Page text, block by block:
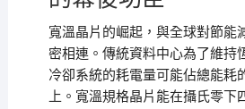
寬溫晶片的崛起，與全球對節能
密相連。傳統資料中心為了維持
冷卻系統的耗電量可能佔總能耗
上。寬溫規格晶片能在攝氏零下